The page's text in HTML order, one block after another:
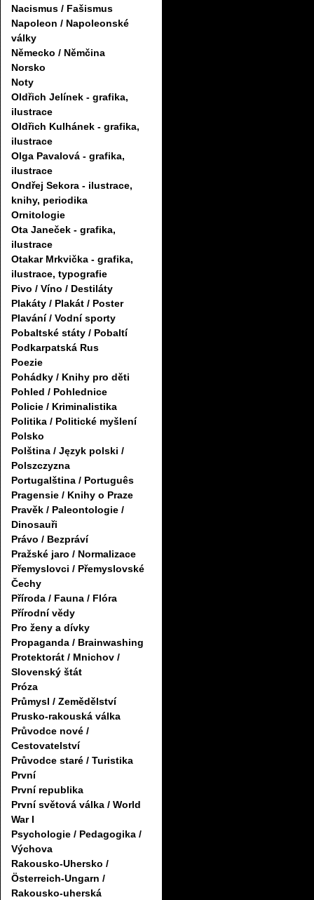
Nacismus / Fašismus
Napoleon / Napoleonské
války
Německo / Němčina
Norsko
Noty
Oldřich Jelínek - grafika,
ilustrace
Oldřich Kulhánek - grafika,
ilustrace
Olga Pavalová - grafika,
ilustrace
Ondřej Sekora - ilustrace,
knihy, periodika
Ornitologie
Ota Janeček - grafika,
ilustrace
Otakar Mrkvička - grafika,
ilustrace, typografie
Pivo / Víno / Destiláty
Plakáty / Plakát / Poster
Plavání / Vodní sporty
Pobaltské státy / Pobaltí
Podkarpatská Rus
Poezie
Pohádky / Knihy pro děti
Pohled / Pohlednice
Policie / Kriminalistika
Politika / Politické myšlení
Polsko
Polština / Język polski /
Polszczyzna
Portugalština / Português
Pragensie / Knihy o Praze
Pravěk / Paleontologie /
Dinosauři
Právo / Bezpráví
Pražské jaro / Normalizace
Přemyslovci / Přemyslovské
Čechy
Příroda / Fauna / Flóra
Přírodní vědy
Pro ženy a dívky
Propaganda / Brainwashing
Protektorát / Mnichov /
Slovenský štát
Próza
Průmysl / Zemědělství
Prusko-rakouská válka
Průvodce nové /
Cestovatelství
Průvodce staré / Turistika
První
První republika
První světová válka / World
War I
Psychologie / Pedagogika /
Výchova
Rakousko-Uhersko /
Österreich-Ungarn /
Rakousko-uherská